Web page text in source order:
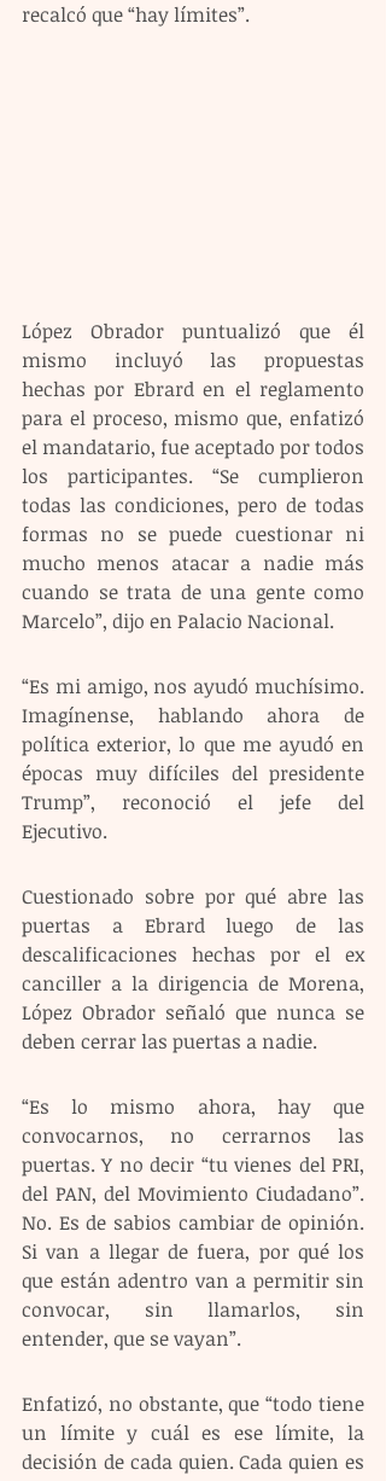
recalcó que “hay límites”.
López Obrador puntualizó que él
mismo incluyó las propuestas
hechas por Ebrard en el reglamento
para el proceso, mismo que, enfatizó
el mandatario, fue aceptado por todos
los participantes. “Se cumplieron
todas las condiciones, pero de todas
formas no se puede cuestionar ni
mucho menos atacar a nadie más
cuando se trata de una gente como
Marcelo”, dijo en Palacio Nacional.
“Es mi amigo, nos ayudó muchísimo.
Imagínense, hablando ahora de
política exterior, lo que me ayudó en
épocas muy difíciles del presidente
Trump”, reconoció el jefe del
Ejecutivo.
Cuestionado sobre por qué abre las
puertas a Ebrard luego de las
descalificaciones hechas por el ex
canciller a la dirigencia de Morena,
López Obrador señaló que nunca se
deben cerrar las puertas a nadie.
“Es lo mismo ahora, hay que
convocarnos, no cerrarnos las
puertas. Y no decir “tu vienes del PRI,
del PAN, del Movimiento Ciudadano”.
No. Es de sabios cambiar de opinión.
Si van a llegar de fuera, por qué los
que están adentro van a permitir sin
convocar, sin llamarlos, sin
entender, que se vayan”.
Enfatizó, no obstante, que “todo tiene
un límite y cuál es ese límite, la
decisión de cada quien. Cada quien es